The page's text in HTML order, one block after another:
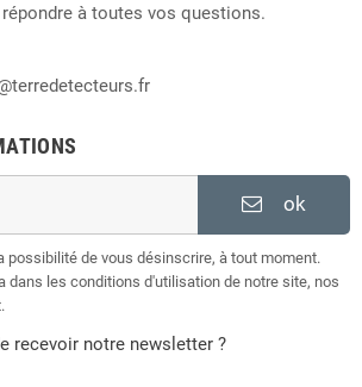
à toutes vos questions.
ok
possibilité de vous désinscrire, à tout moment.
dans les conditions d'utilisation de notre site, nos
recevoir notre newsletter ?